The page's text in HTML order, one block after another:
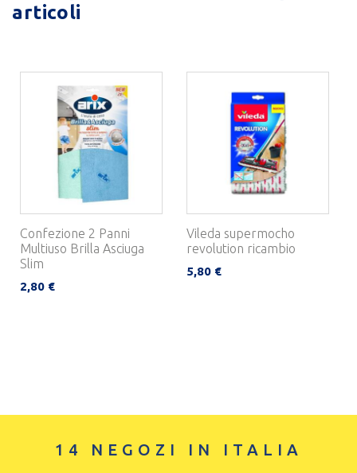
articoli
Confezione 2 Panni
Multiuso Brilla Asciuga
Slim
2,80 €
Vileda supermocho
revolution ricambio
5,80 €
14 NEGOZI IN ITALIA